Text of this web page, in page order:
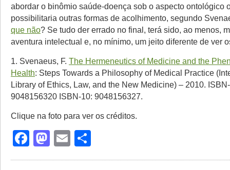
abordar o binômio saúde-doença sob o aspecto ontológico
possibilitaria outras formas de acolhimento, segundo
que não? Se tudo der errado no final, terá sido, ao menos,
aventura intelectual e, no mínimo, um jeito diferente de ver
1. Svenaeus, F. The Hermeneutics of Medicine and the
Health: Steps Towards a Philosophy of Medical Practice
Library of Ethics, Law, and the New Medicine) – 2010.
9048156320 ISBN-10: 9048156327.
Clique na foto para ver os créditos.
Facebook
Mastodon
Email